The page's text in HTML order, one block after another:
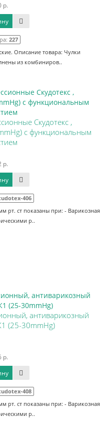
р.
227
Описание товара: Чулки
из комбиниров..
Скудотекс ,
с функциональным
р.
406
рт. ст показаны при: - Варикозная
р..
антиварикозный
(25-30mmHg)
р.
408
рт. ст показаны при: - Варикозная
р..